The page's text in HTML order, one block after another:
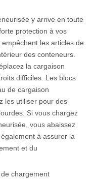
y arrive en toute
protection à vos
les articles de
des conteneurs.
la cargaison
difficiles. Les blocs
de cargaison
les utiliser pour des
Si vous chargez
vous abaissez
à assurer la
et du
chargement